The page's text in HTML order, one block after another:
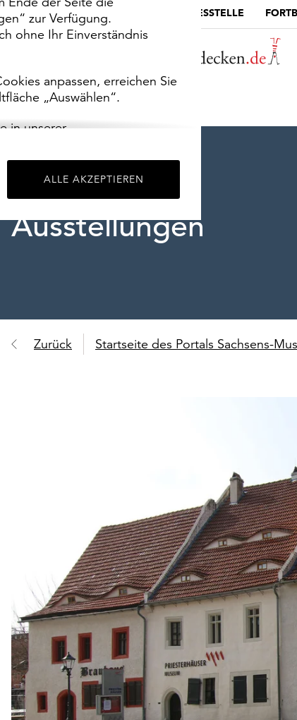
zur Verfügung.
ohne Ihr Einverständnis
anpassen, erreichen Sie
„Auswählen“.
in unserer
ALLE AKZEPTIEREN
MUSEUMSPORTAL DIE LANDESSTELLE
Ausstellungen
Zurück Startseite des Portals Sachsens-